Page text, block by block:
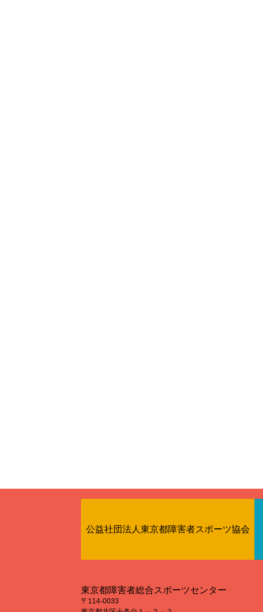
公益社団法人東京都障害者スポーツ協会
東京都障害者総合スポーツセンター
〒114‐0033